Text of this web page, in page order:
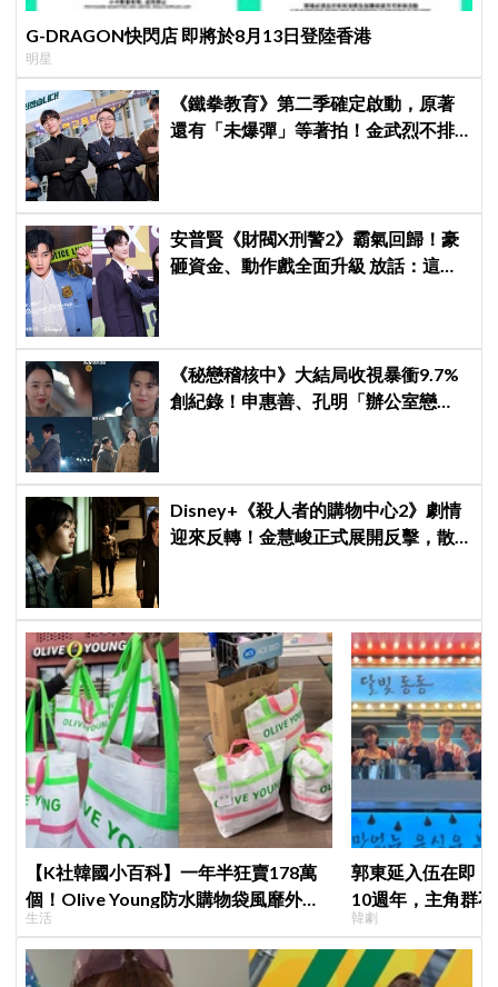
G-DRAGON快閃店 即將於8月13日登陸香港
明星
《鐵拳教育》第二季確定啟動，原著
還有「未爆彈」等著拍！金武烈不排
安普賢《財閥X刑警2》霸氣回歸！豪
砸資金、動作戲全面升級 放話：這次
《秘戀稽核中》大結局收視暴衝9.7%
創紀錄！申惠善、孔明「辦公室戀
Disney+《殺人者的購物中心2》劇情
迎來反轉！金慧峻正式展開反擊，散
【K社韓國小百科】一年半狂賣178萬
個！Olive Young防水購物袋風靡外國
遊客，機場「人手一個」成新奇景
生活
郭東延入伍在即
10週年，主角群
錄製特別節目
韓劇